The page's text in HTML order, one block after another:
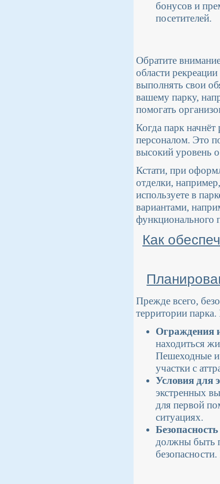
бонусов и
посетителей.
Обратите
области
выполнять свои
вашему парку,
помогать
Когда парк начнёт
персоналом. Это
высокий уровень
Кстати, при
отделки,
используете в
вариантами,
функционального
Как
Прежде всего,
территории
Ограждения
находиться
Пешеходные и
участки с
Условия для
экстренных
для первой
ситуациях.
должны быть